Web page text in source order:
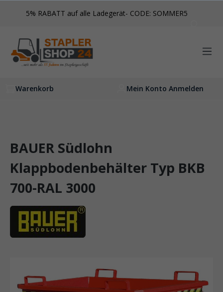
springen
5% RABATT auf alle Ladegerät- CODE: SOMMER5
Mein Konto Anmelden
Warenkorb
BAUER Südlohn
Klappbodenbehälter Typ BKB
700-RAL 3000